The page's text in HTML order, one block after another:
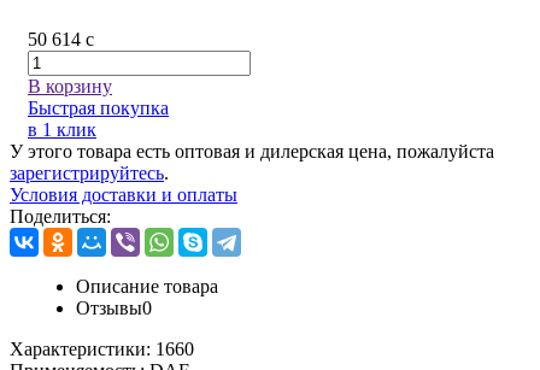
50 614 c
В корзину
Быстрая покупка
в 1 клик
У этого товара есть оптовая и дилерская цена, пожалуйста
зарегистрируйтесь.
Условия доставки и оплаты
Поделиться:
Описание товара
Отзывы0
Характеристики: 1660